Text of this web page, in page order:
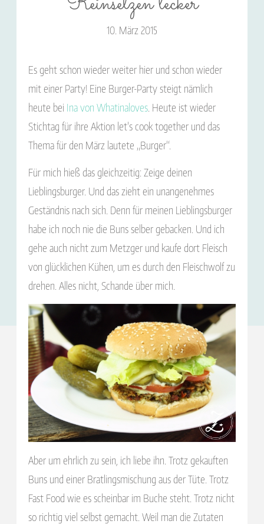
10. März 2015
Es geht schon wieder weiter hier und schon wieder
mit einer Party! Eine Burger-Party steigt nämlich
heute bei Ina von Whatinaloves . Heute ist wieder
Stichtag für ihre Aktion let’s cook together und das
Thema für den März lautete „Burger“.
Für mich hieß das gleichzeitig: Zeige deinen
Lieblingsburger. Und das zieht ein unangenehmes
Geständnis nach sich. Denn für meinen Lieblingsburger
habe ich noch nie die Buns selber gebacken. Und ich
gehe auch nicht zum Metzger und kaufe dort Fleisch
von glücklichen Kühen, um es durch den Fleischwolf zu
drehen. Alles nicht, Schande über mich.
Aber um ehrlich zu sein, ich liebe ihn. Trotz gekauften
Buns und einer Bratlingsmischung aus der Tüte. Trotz
Fast Food wie es scheinbar im Buche steht. Trotz nicht
so richtig viel selbst gemacht. Weil man die Zutaten